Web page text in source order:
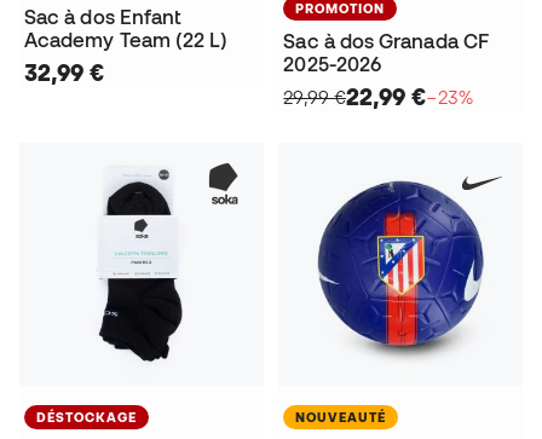
Sac à dos Enfant
Academy Team (22 L)
32,99 €
PROMOTION
Sac à dos Granada CF
2025-2026
29,99 €22,99 €−23%
DÉSTOCKAGE NOUVEAUTÉ